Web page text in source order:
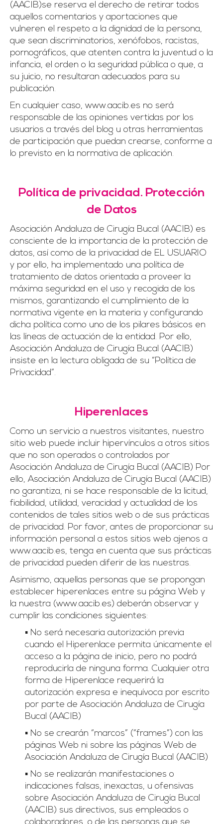
(AACIB)se reserva el derecho de retirar todos
aquellos comentarios y aportaciones que
vulneren el respeto a la dignidad de la persona,
que sean discriminatorios, xenófobos, racistas,
pornográficos, que atenten contra la juventud o la
infancia, el orden o la seguridad pública o que, a
su juicio, no resultaran adecuados para su
publicación.
En cualquier caso, www.aacib.es no será
responsable de las opiniones vertidas por los
usuarios a través del blog u otras herramientas
de participación que puedan crearse, conforme a
lo previsto en la normativa de aplicación.
Política de privacidad. Protección
de Datos
Asociación Andaluza de Cirugía Bucal (AACIB) es
consciente de la importancia de la protección de
datos, así como de la privacidad de EL USUARIO
y por ello, ha implementado una política de
tratamiento de datos orientada a proveer la
máxima seguridad en el uso y recogida de los
mismos, garantizando el cumplimiento de la
normativa vigente en la materia y configurando
dicha política como uno de los pilares básicos en
las líneas de actuación de la entidad. Por ello,
Asociación Andaluza de Cirugía Bucal (AACIB)
insiste en la lectura obligada de su “Política de
Privacidad”.
Hiperenlaces
Como un servicio a nuestros visitantes, nuestro
sitio web puede incluir hipervínculos a otros sitios
que no son operados o controlados por
Asociación Andaluza de Cirugía Bucal (AACIB) Por
ello, Asociación Andaluza de Cirugía Bucal (AACIB)
no garantiza, ni se hace responsable de la licitud,
fiabilidad, utilidad, veracidad y actualidad de los
contenidos de tales sitios web o de sus prácticas
de privacidad. Por favor, antes de proporcionar su
información personal a estos sitios web ajenos a
www.aacib.es, tenga en cuenta que sus prácticas
de privacidad pueden diferir de las nuestras.
Asimismo, aquellas personas que se propongan
establecer hiperenlaces entre su página Web y
la nuestra (www.aacib.es) deberán observar y
cumplir las condiciones siguientes:
▪ No será necesaria autorización previa
cuando el Hiperenlace permita únicamente el
acceso a la página de inicio, pero no podrá
reproducirla de ninguna forma. Cualquier otra
forma de Hiperenlace requerirá la
autorización expresa e inequívoca por escrito
por parte de Asociación Andaluza de Cirugía
Bucal (AACIB)
▪ No se crearán “marcos” (“frames”) con las
páginas Web ni sobre las páginas Web de
Asociación Andaluza de Cirugía Bucal (AACIB)
▪ No se realizarán manifestaciones o
indicaciones falsas, inexactas, u ofensivas
sobre Asociación Andaluza de Cirugía Bucal
(AACIB) sus directivos, sus empleados o